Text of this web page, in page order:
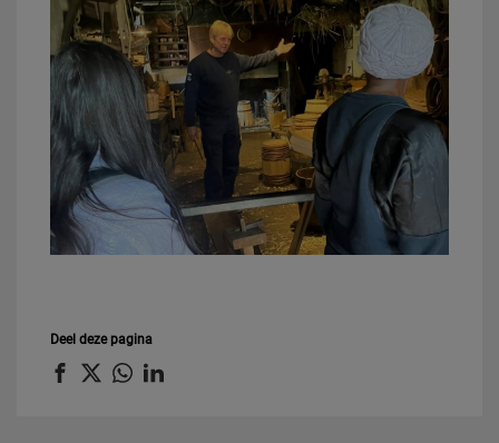
Deel deze pagina